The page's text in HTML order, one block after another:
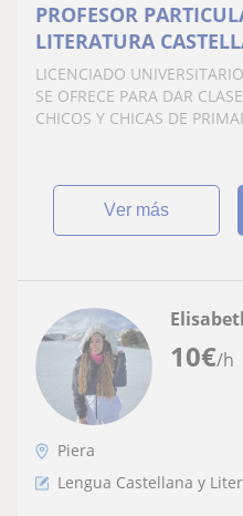
PROFESOR
LITERATURA
LICENCIADO
SE OFRECE PARA DAR
CHICOS Y CHICAS DE
ver más
10€/h
Piera
Lengua Castellana y